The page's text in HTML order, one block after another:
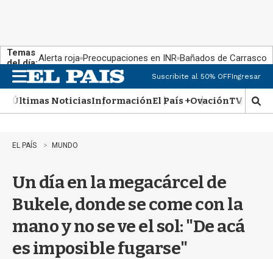
Temas
del día:Alerta roja Preocupaciones en INR Bañados de Carrasco
n
u
Suscribite al 50% OFFIngresar
Últimas NoticiasInformaciónEl País +OvaciónTV Show
M
o
EL PAÍS MUNDO
Un día en la megacárcel de
Bukele, donde se come con la
mano y no se ve el sol: "De acá
es imposible fugarse"